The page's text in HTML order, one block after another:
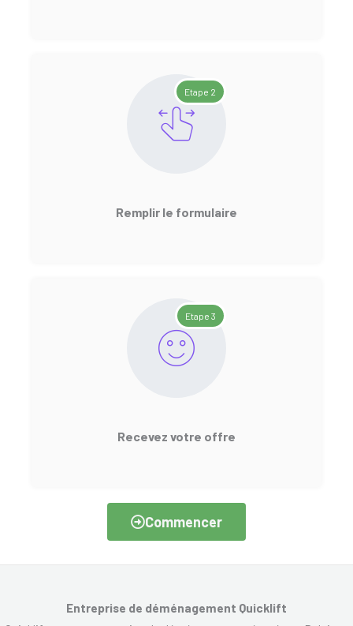
Etape 2
Remplir le formulaire
Etape 3
Recevez votre offre
Commencer
Entreprise de déménagement Quicklift